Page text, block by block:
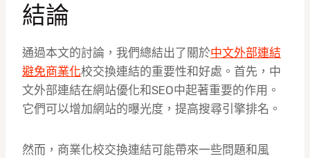
結論
通過本文的討論，我們總結出了關於中文外部連結
避免商業化校交換連結的重要性和好處。首先，中
文外部連結在網站優化和SEO中起著重要的作用。
它們可以增加網站的曝光度，提高搜尋引擎排名。
然而，商業化校交換連結可能帶來一些問題和風